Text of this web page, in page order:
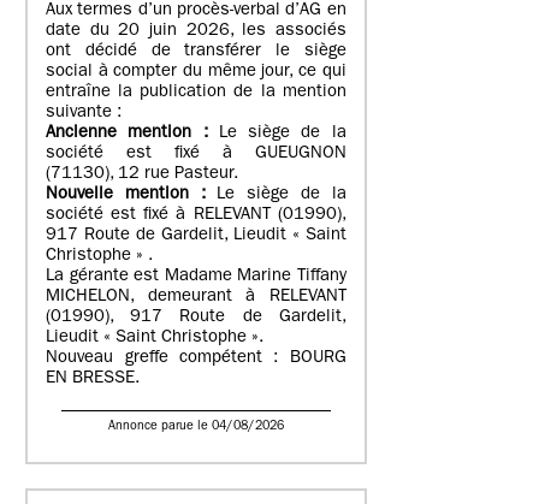
Aux termes d’un procès-verbal d’AG en
date du 20 juin 2026, les associés
ont décidé de transférer le siège
social à compter du même jour, ce qui
entraîne la publication de la mention
suivante :
Ancienne mention : Le siège de la
société est fixé à GUEUGNON
(71130), 12 rue Pasteur.
Nouvelle mention : Le siège de la
société est fixé à RELEVANT (01990),
917 Route de Gardelit, Lieudit « Saint
Christophe » .
La gérante est Madame Marine Tiffany
MICHELON, demeurant à RELEVANT
(01990), 917 Route de Gardelit,
Lieudit « Saint Christophe ».
Nouveau greffe compétent : BOURG
EN BRESSE.
Annonce parue le 04/08/2026